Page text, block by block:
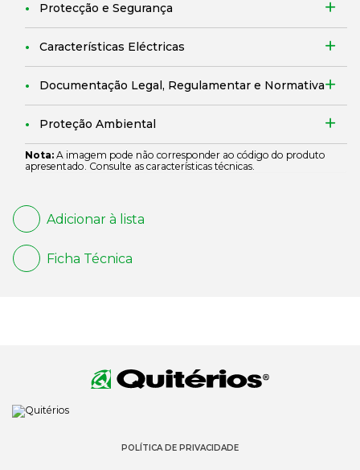
Protecção e Segurança
Características Eléctricas
Documentação Legal, Regulamentar e Normativa
Proteção Ambiental
Nota: A imagem pode não corresponder ao código do produto
apresentado. Consulte as características técnicas.
Adicionar à lista
Ficha Técnica
POLÍTICA DE PRIVACIDADE